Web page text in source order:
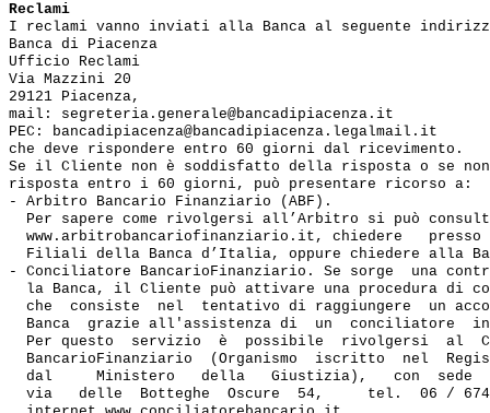
Reclami
I reclami vanno inviati alla Banca al seguente
Banca di Piacenza
Ufficio Reclami
Via Mazzini 20
29121 Piacenza,
mail: segreteria.generale@bancadipiacenza.it
PEC: bancadipiacenza@bancadipiacenza.legalmail.it
che deve rispondere entro 60 giorni dal ricevimento.
Se il Cliente non è soddisfatto della risposta o se
risposta entro i 60 giorni, può presentare ricorso a:
- Arbitro Bancario Finanziario (ABF).
Per sapere come rivolgersi all’Arbitro si può
www.arbitrobancariofinanziario.it, chiedere   presso
Filiali della Banca d’Italia, oppure chiedere alla
- Conciliatore BancarioFinanziario. Se sorge  una
la Banca, il Cliente può attivare una procedura di
che  consiste  nel  tentativo di raggiungere  un
Banca  grazie all'assistenza di  un  conciliatore
Per questo  servizio  è  possibile  rivolgersi  al
BancarioFinanziario  (Organismo  iscritto  nel
dal     Ministero   della   Giustizia),   con  sede
via   delle  Botteghe  Oscure  54,     tel.  06 /